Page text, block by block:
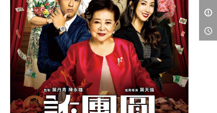
AD口述影像
LIVE演唱會
影城公告
影城活動
中獎名單
合作夥伴